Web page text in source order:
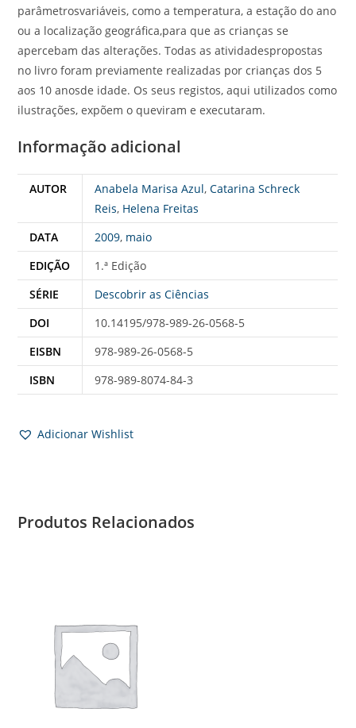
parâmetrosvariáveis, como a temperatura, a estação do ano
ou a localização geográfica,para que as crianças se
apercebam das alterações. Todas as atividadespropostas
no livro foram previamente realizadas por crianças dos 5
aos 10 anosde idade. Os seus registos, aqui utilizados como
ilustrações, expõem o queviram e executaram.
Informação adicional
AUTOR Anabela Marisa Azul,Catarina Schreck
Reis, Helena Freitas
DATA
2009, maio
EDIÇÃO
1.ª Edição
SÉRIE
Descobrir as Ciências
DOI
10.14195/978-989-26-0568-5
EISBN
978-989-26-0568-5
ISBN
978-989-8074-84-3
Adicionar Wishlist
Produtos Relacionados